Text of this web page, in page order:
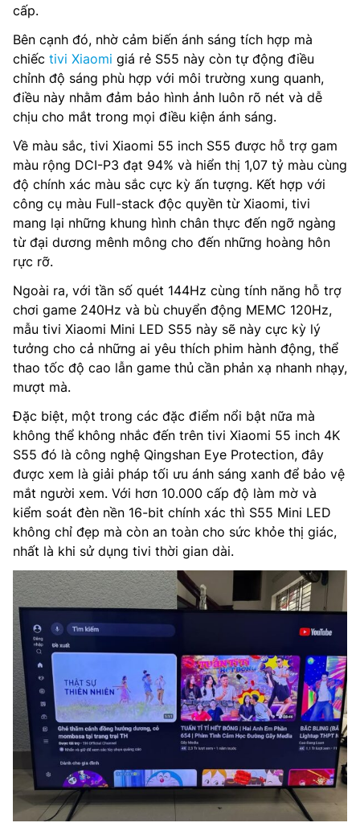
cấp.
Bên cạnh đó, nhờ cảm biến ánh sáng tích hợp mà
chiếc tivi Xiaomi giá rẻ S55 này còn tự động điều
chỉnh độ sáng phù hợp với môi trường xung quanh,
điều này nhằm đảm bảo hình ảnh luôn rõ nét và dễ
chịu cho mắt trong mọi điều kiện ánh sáng.
Về màu sắc, tivi Xiaomi 55 inch S55 được hỗ trợ gam
màu rộng DCI-P3 đạt 94% và hiển thị 1,07 tỷ màu cùng
độ chính xác màu sắc cực kỳ ấn tượng. Kết hợp với
công cụ màu Full-stack độc quyền từ Xiaomi, tivi
mang lại những khung hình chân thực đến ngỡ ngàng
từ đại dương mênh mông cho đến những hoàng hôn
rực rỡ.
Ngoài ra, với tần số quét 144Hz cùng tính năng hỗ trợ
chơi game 240Hz và bù chuyển động MEMC 120Hz,
mẫu tivi Xiaomi Mini LED S55 này sẽ này cực kỳ lý
tưởng cho cả những ai yêu thích phim hành động, thể
thao tốc độ cao lẫn game thủ cần phản xạ nhanh nhạy,
mượt mà.
Đặc biệt, một trong các đặc điểm nổi bật nữa mà
không thể không nhắc đến trên tivi Xiaomi 55 inch 4K
S55 đó là công nghệ Qingshan Eye Protection, đây
được xem là giải pháp tối ưu ánh sáng xanh để bảo vệ
mắt người xem. Với hơn 10.000 cấp độ làm mờ và
kiểm soát đèn nền 16-bit chính xác thì S55 Mini LED
không chỉ đẹp mà còn an toàn cho sức khỏe thị giác,
nhất là khi sử dụng tivi thời gian dài.